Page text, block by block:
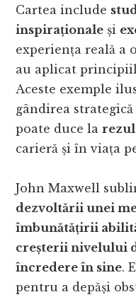
Cartea include
inspiraționale și
experiența reală a
au aplicat
Aceste exemple
gândirea
poate duce la
carieră și în viața
John Maxwell
dezvoltării unei
îmbunătățirii
creșterii nivelului
încredere în sine.
pentru a depăși